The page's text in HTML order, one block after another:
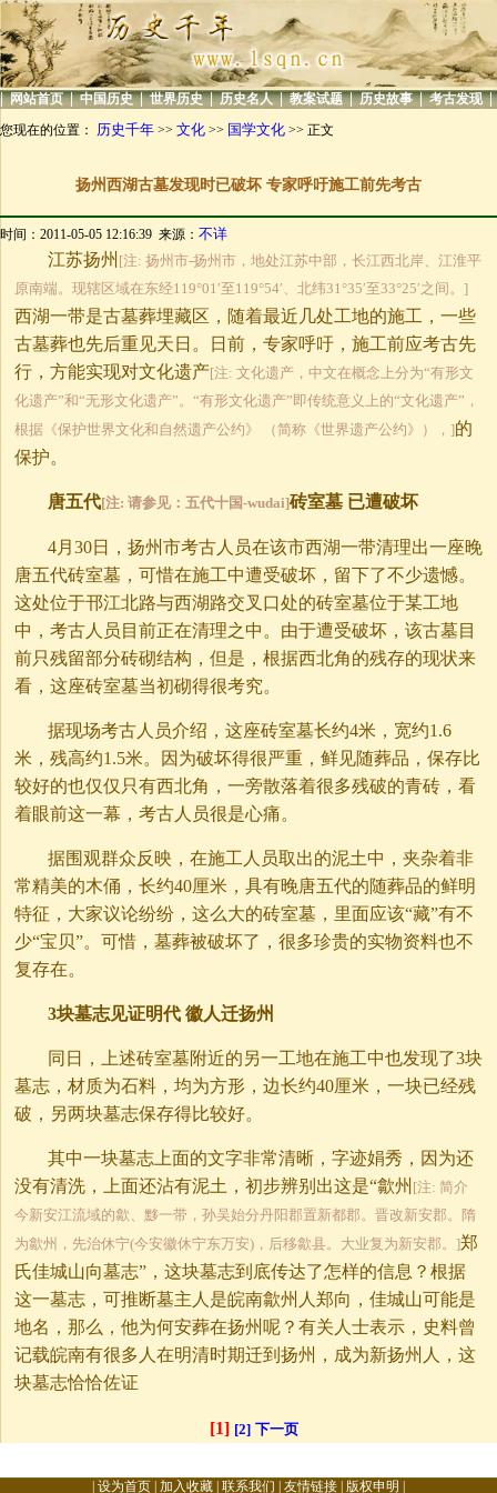
| 网站首页 | 中国历史 | 世界历史 | 历史名人 | 教案试题 | 历史故事 | 考古发现 |
您现在的位置： 历史千年 >> 文化 >> 国学文化 >> 正文
扬州西湖古墓发现时已破坏 专家呼吁施工前先考古
时间：2011-05-05 12:16:39 来源： 不详
江苏扬州 [注: 扬州市-扬州市，地处江苏中部，长江西北岸、江淮平
原南端。现辖区域在东经119°01′至119°54′、北纬31°35′至33°25′之间。]
西湖一带是古墓葬埋藏区，随着最近几处工地的施工，一些
古墓葬也先后重见天日。日前，专家呼吁，施工前应考古先
行，方能实现对文化遗产[注: 文化遗产，中文在概念上分为“有形文
化遗产”和“无形文化遗产”。“有形文化遗产”即传统意义上的“文化遗产”，
根据《保护世界文化和自然遗产公约》 （简称《世界遗产公约》），]的
保护。
唐五代[注: 请参见：五代十国-wudai]砖室墓 已遭破坏
4月30日，扬州市考古人员在该市西湖一带清理出一座晚
唐五代砖室墓，可惜在施工中遭受破坏，留下了不少遗憾。
这处位于邗江北路与西湖路交叉口处的砖室墓位于某工地
中，考古人员目前正在清理之中。由于遭受破坏，该古墓目
前只残留部分砖砌结构，但是，根据西北角的残存的现状来
看，这座砖室墓当初砌得很考究。
据现场考古人员介绍，这座砖室墓长约4米，宽约1.6
米，残高约1.5米。因为破坏得很严重，鲜见随葬品，保存比
较好的也仅仅只有西北角，一旁散落着很多残破的青砖，看
着眼前这一幕，考古人员很是心痛。
据围观群众反映，在施工人员取出的泥土中，夹杂着非
常精美的木俑，长约40厘米，具有晚唐五代的随葬品的鲜明
特征，大家议论纷纷，这么大的砖室墓，里面应该“藏”有不
少“宝贝”。可惜，墓葬被破坏了，很多珍贵的实物资料也不
复存在。
3块墓志见证明代 徽人迁扬州
同日，上述砖室墓附近的另一工地在施工中也发现了3块
墓志，材质为石料，均为方形，边长约40厘米，一块已经残
破，另两块墓志保存得比较好。
其中一块墓志上面的文字非常清晰，字迹娟秀，因为还
没有清洗，上面还沾有泥土，初步辨别出这是“歙州 [注: 简介
今新安江流域的歙、黟一带，孙吴始分丹阳郡置新都郡。晋改新安郡。隋
为歙州，先治休宁(今安徽休宁东万安)，后移歙县。大业复为新安郡。]郑
氏佳城山向墓志”，这块墓志到底传达了怎样的信息？根据
这一墓志，可推断墓主人是皖南歙州人郑向，佳城山可能是
地名，那么，他为何安葬在扬州呢？有关人士表示，史料曾
记载皖南有很多人在明清时期迁到扬州，成为新扬州人，这
块墓志恰恰佐证
[1] [2] 下一页
设为首页 加入收藏 联系我们 友情链接 版权申明